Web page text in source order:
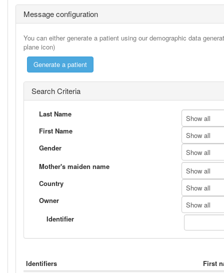
Message configuration
You can either generate a patient using our demographic data
plane icon)
Search Criteria
Last Name
Show all
First Name
Show all
Gender
Show all
Mother's maiden name
Show all
Country
Show all
Owner
Show all
Identifier
Identifiers
First